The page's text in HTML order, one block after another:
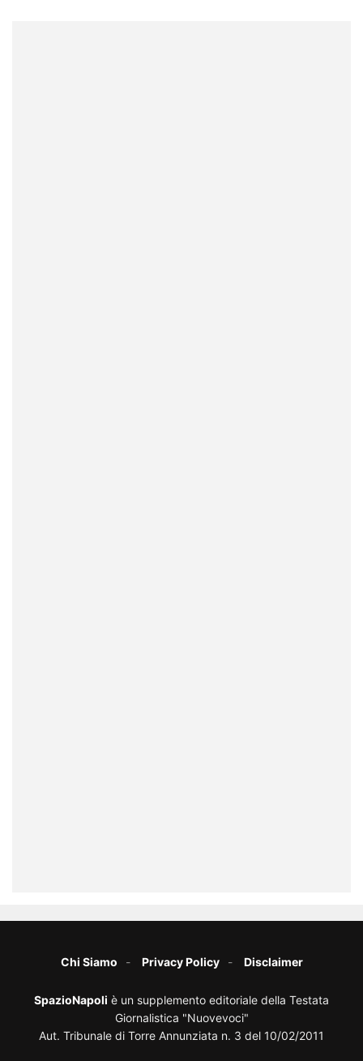
Chi Siamo Privacy Policy Disclaimer
SpazioNapoli è un supplemento editoriale della Testata
Giornalistica "Nuovevoci"
Aut. Tribunale di Torre Annunziata n. 3 del 10/02/2011